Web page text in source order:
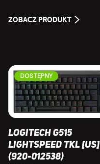
ZOBACZ PRODUKT
DOSTĘPNY
Logitech G515
LIGHTSPEED TKL [US]
(920-012538)